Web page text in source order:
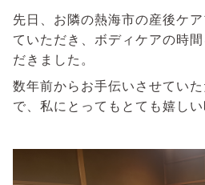
先日、お隣の熱海市の産後ケ
ていただき、ボディケアの時
だきました。
数年前からお手伝いさせてい
で、私にとってもとても嬉しい